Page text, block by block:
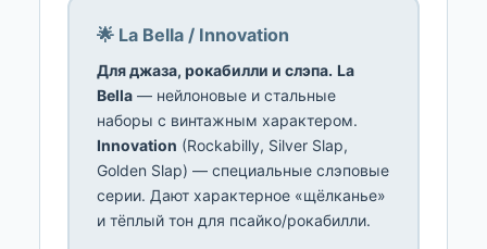
🌟 La Bella / Innovation
Для джаза, рокабилли и слэпа. La
Bella — нейлоновые и стальные
наборы с винтажным характером.
Innovation (Rockabilly, Silver Slap,
Golden Slap) — специальные слэповые
серии. Дают характерное «щёлканье»
и тёплый тон для псайко/рокабилли.